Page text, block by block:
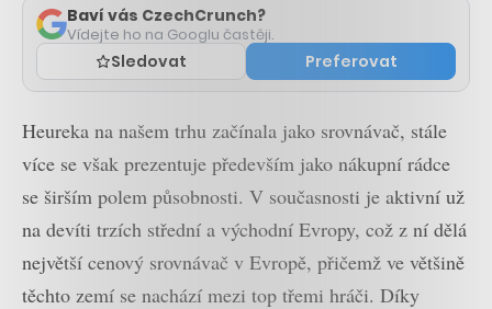
Baví vás CzechCrunch?
Vídejte ho na Googlu častěji.
Sledovat Preferovat
Heureka na našem trhu začínala jako srovnávač, stále
více se však prezentuje především jako nákupní rádce
se širším polem působnosti. V současnosti je aktivní už
na devíti trzích střední a východní Evropy, což z ní dělá
největší cenový srovnávač v Evropě, přičemž ve většině
těchto zemí se nachází mezi top třemi hráči. Díky